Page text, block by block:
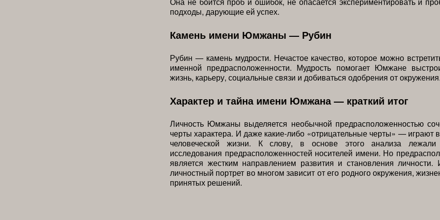
подходы, дарующие ей успех.
Камень имени Юмжаны — Рубин
Рубин — камень мудрости. Нечастое качество, которое можно
именной предрасположенности. Мудрость помогает Юмжане
жизнь, карьеру, социальные связи и добиваться одобрения от
Характер и тайна имени Юмжана — краткий итог
Личность Юмжаны выделяется необычной предрасположенностью
черты характера. И даже какие-либо «отрицательные черты» — играют
человеческой жизни. К слову, в основе этого анализа лежали
исследования предрасположенностей носителей имени. Но
является жестким направлением развития и становления личности.
личностный портрет во многом зависит от его родного окружения,
принятых решений.